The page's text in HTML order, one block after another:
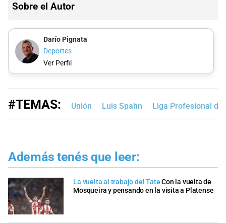
Sobre el Autor
Darío Pignata
Deportes
Ver Perfil
#TEMAS: Unión Luis Spahn Liga Profesional de
Además tenés que leer:
La vuelta al trabajo del TateCon la vuelta de
Mosqueira y pensando en la visita a Platense